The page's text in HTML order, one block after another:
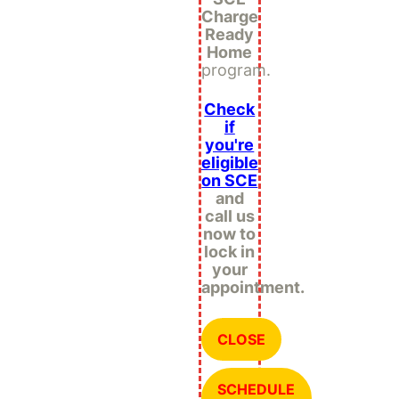
Charge
Ready
Home
program.
Check
if
you're
eligible
on SCE
and
call us
now to
lock in
your
appointment.
CLOSE
SCHEDULE